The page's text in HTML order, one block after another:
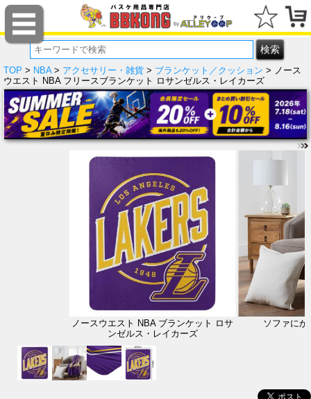
TOP > NBA> アクセサリー・雑貨 > ブランケット／クッション > ノース
ウエスト NBA フリースブランケット ロサンゼルス・レイカーズ
ノースウエスト NBA ブランケット ロサ
ンゼルス・レイカーズ
ソファに